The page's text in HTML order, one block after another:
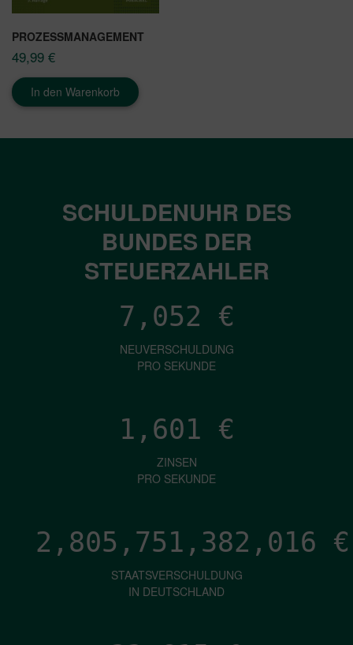
PROZESSMANAGEMENT
49,99 €
In den Warenkorb
SCHULDENUHR DES
BUNDES DER
STEUERZAHLER
7,052 €
NEUVERSCHULDUNG
PRO SEKUNDE
1,601 €
ZINSEN
PRO SEKUNDE
2,805,751,383,708 €
STAATSVERSCHULDUNG
IN DEUTSCHLAND